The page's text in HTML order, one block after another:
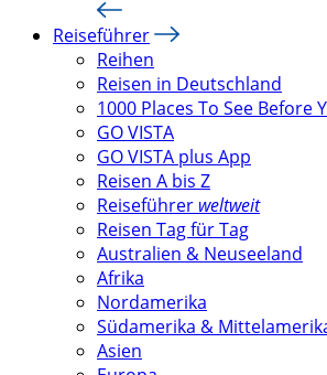
Reiseführer
Reihen
Reisen in Deutschland
1000 Places To See Before
GO VISTA
GO VISTA plus App
Reisen A bis Z
Reiseführer weltweit
Reisen Tag für Tag
Australien & Neuseeland
Afrika
Nordamerika
Südamerika &
Asien